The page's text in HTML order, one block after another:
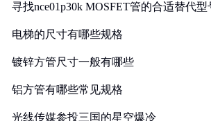
寻找nce01p30k MOSFET管的合适替代型
电梯的尺寸有哪些规格
镀锌方管尺寸一般有哪些
铝方管有哪些常见规格
光线传媒参投三国的星空爆冷